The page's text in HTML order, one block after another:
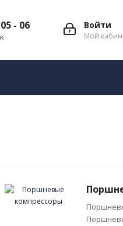
Войти
Мой
- 06